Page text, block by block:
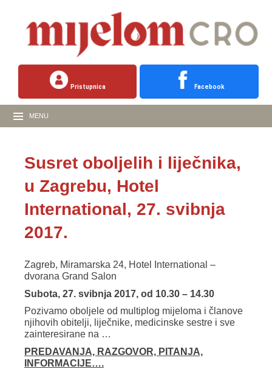
Pristupnica Facebook
MENU
Susret oboljelih i liječnika,
u Zagrebu, Hotel
International, 27. svibnja
2017.
Zagreb, Miramarska 24, Hotel International –
dvorana Grand Salon
Subota, 27. svibnja 2017, od 10.30 – 14.30
Pozivamo oboljele od multiplog mijeloma i članove
njihovih obitelji, liječnike, medicinske sestre i sve
zainteresirane na …
PREDAVANJA, RAZGOVOR, PITANJA,
INFORMACIJE….